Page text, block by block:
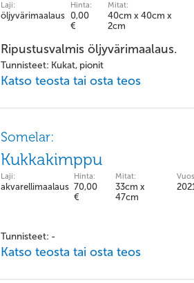
Laji:
öljyvärimaalaus
Hinta:
0,00
€
Mitat:
40cm x 40cm x
2cm
Ripustusvalmis öljyvärimaalaus.
Tunnisteet: Kukat, pionit
Katso teosta tai osta teos
Somelar:
Kukkakimppu
Laji:
akvarellimaalaus
Hinta:
70,00
€
Mitat:
33cm x
47cm
Tunnisteet: -
Katso teosta tai osta teos